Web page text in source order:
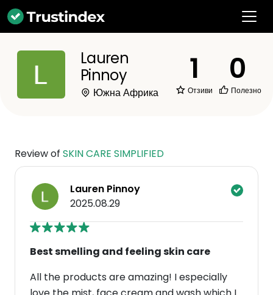
Lauren
Pinnoy
Южна Африка
1
Отзиви
0
Полезно
Review of SKIN CARE SIMPLIFIED
Lauren Pinnoy
2025.08.29
Best smelling and feeling skin care
All the products are amazing! I especially